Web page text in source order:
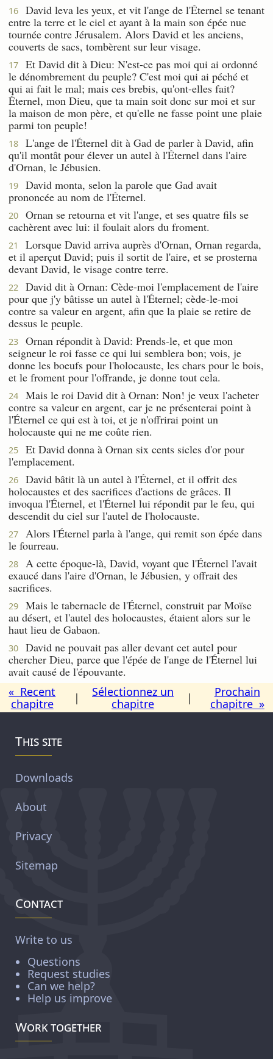
16
David leva les yeux, et vit l'ange de l'Éternel se tenant
entre la terre et le ciel et ayant à la main son épée nue
tournée contre Jérusalem. Alors David et les anciens,
couverts de sacs, tombèrent sur leur visage.
17
Et David dit à Dieu: N'est-ce pas moi qui ai ordonné
le dénombrement du peuple? C'est moi qui ai péché et
qui ai fait le mal; mais ces brebis, qu'ont-elles fait?
Éternel, mon Dieu, que ta main soit donc sur moi et sur
la maison de mon père, et qu'elle ne fasse point une plaie
parmi ton peuple!
18
L'ange de l'Éternel dit à Gad de parler à David, afin
qu'il montât pour élever un autel à l'Éternel dans l'aire
d'Ornan, le Jébusien.
19
David monta, selon la parole que Gad avait
prononcée au nom de l'Éternel.
20
Ornan se retourna et vit l'ange, et ses quatre fils se
cachèrent avec lui: il foulait alors du froment.
21
Lorsque David arriva auprès d'Ornan, Ornan regarda,
et il aperçut David; puis il sortit de l'aire, et se prosterna
devant David, le visage contre terre.
22
David dit à Ornan: Cède-moi l'emplacement de l'aire
pour que j'y bâtisse un autel à l'Éternel; cède-le-moi
contre sa valeur en argent, afin que la plaie se retire de
dessus le peuple.
23
Ornan répondit à David: Prends-le, et que mon
seigneur le roi fasse ce qui lui semblera bon; vois, je
donne les boeufs pour l'holocauste, les chars pour le bois,
et le froment pour l'offrande, je donne tout cela.
24
Mais le roi David dit à Ornan: Non! je veux l'acheter
contre sa valeur en argent, car je ne présenterai point à
l'Éternel ce qui est à toi, et je n'offrirai point un
holocauste qui ne me coûte rien.
25
Et David donna à Ornan six cents sicles d'or pour
l'emplacement.
26
David bâtit là un autel à l'Éternel, et il offrit des
holocaustes et des sacrifices d'actions de grâces. Il
invoqua l'Éternel, et l'Éternel lui répondit par le feu, qui
descendit du ciel sur l'autel de l'holocauste.
27
Alors l'Éternel parla à l'ange, qui remit son épée dans
le fourreau.
28
A cette époque-là, David, voyant que l'Éternel l'avait
exaucé dans l'aire d'Ornan, le Jébusien, y offrait des
sacrifices.
29
Mais le tabernacle de l'Éternel, construit par Moïse
au désert, et l'autel des holocaustes, étaient alors sur le
haut lieu de Gabaon.
30
David ne pouvait pas aller devant cet autel pour
chercher Dieu, parce que l'épée de l'ange de l'Éternel lui
avait causé de l'épouvante.
« Recent
chapitre
|
Sélectionnez un
chapitre
|
Prochain
chapitre »
This site
Downloads
About
Privacy
Sitemap
Contact
Write to us
Questions
Request studies
Can we help?
Help us improve
Work together